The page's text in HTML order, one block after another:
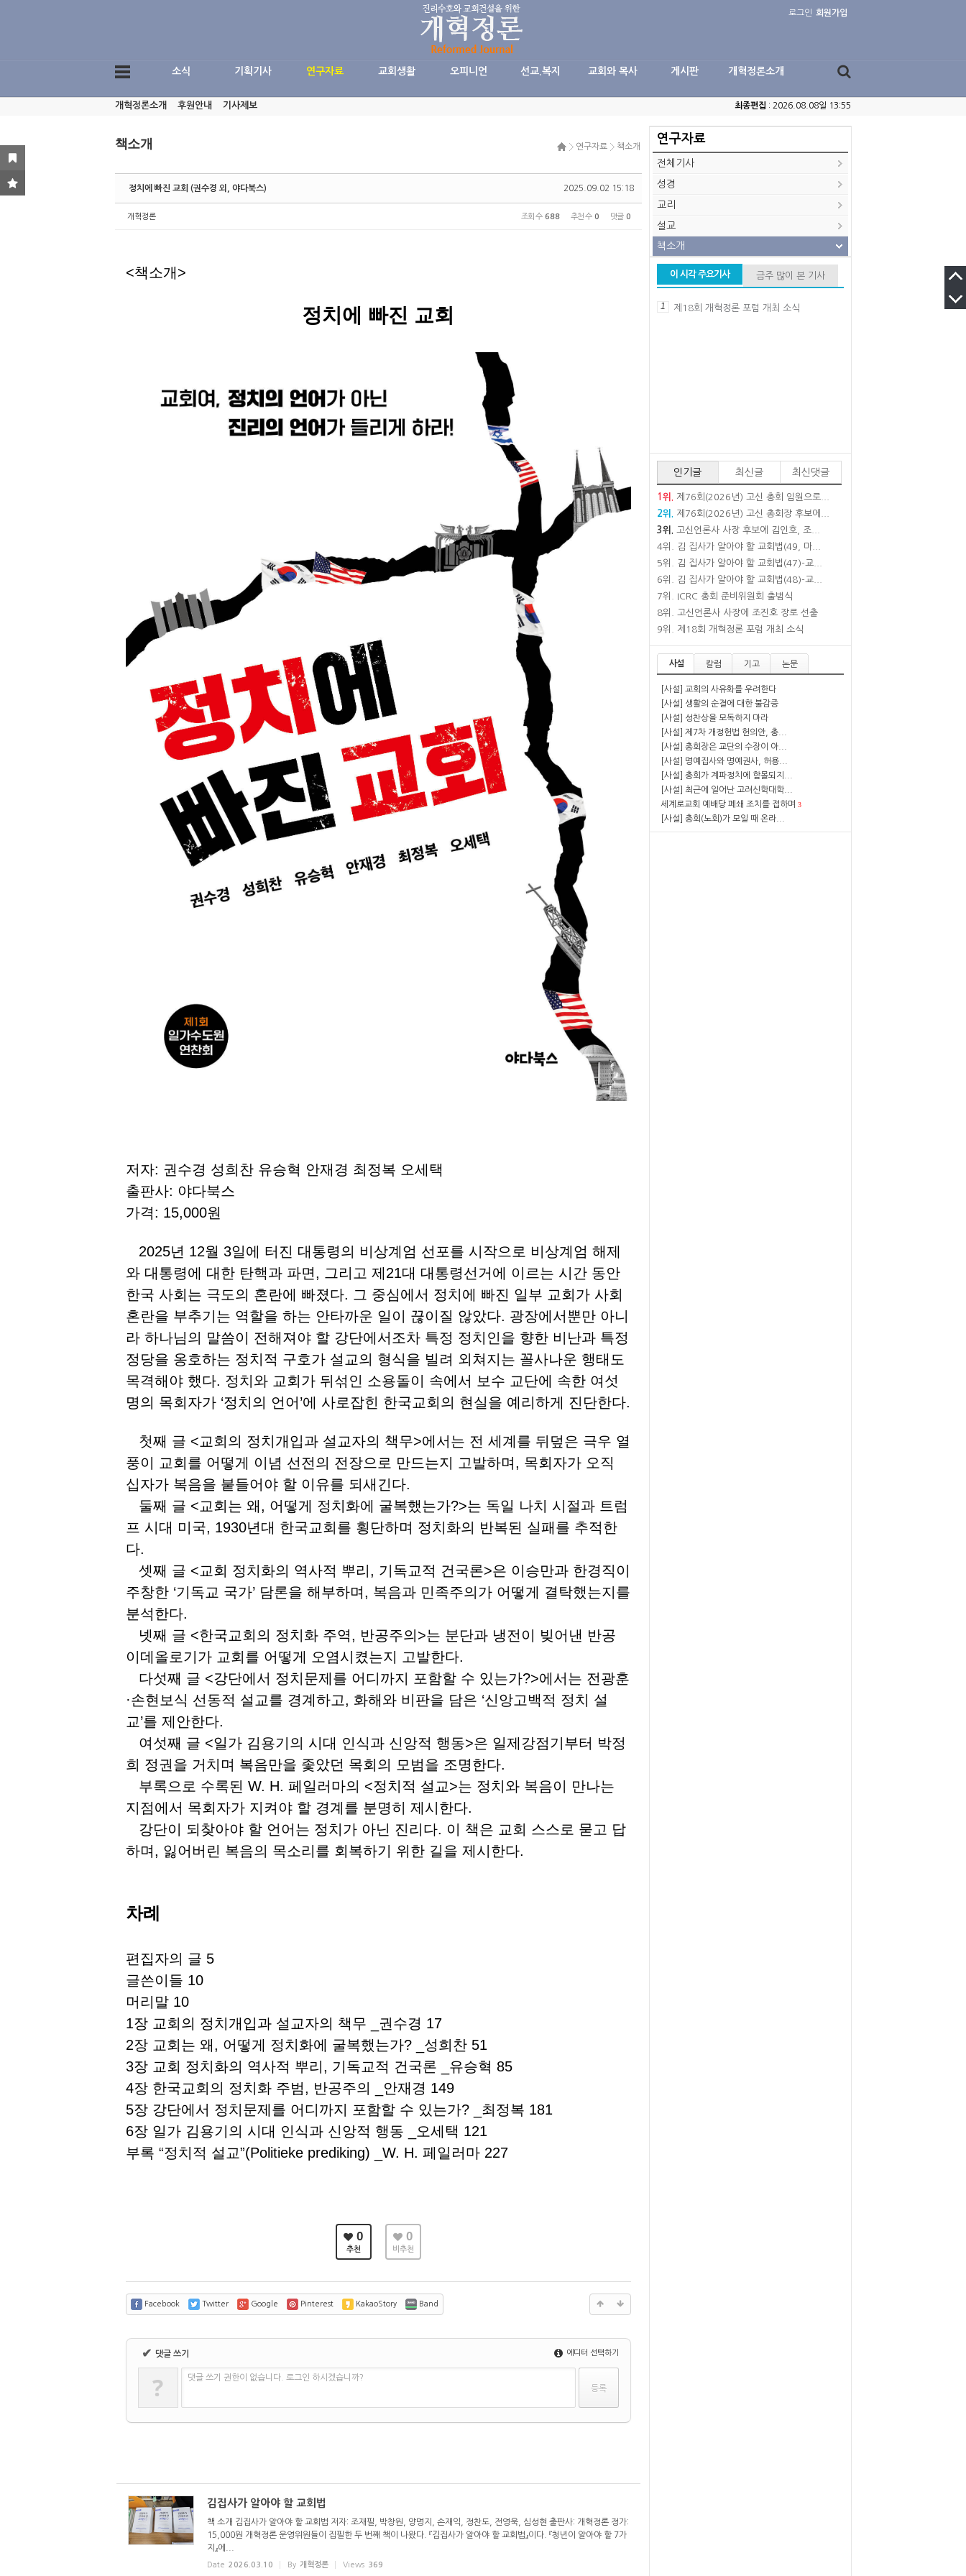
로그인 회원가입
소식 기획기사 연구자료 교회생활 오피니언 선교.복지 교회와 목사 게시판 개혁정론소개
개혁정론소개 후원안내 기사제보 최종편집 : 2026.08.08일 13:55
책소개 연구자료 책소개
2025.09.02 15:18
정치에 빠진 교회 (권수경 외, 야다북스)
개혁정론 조회 수 688 추천 수 0 댓글 0
<책소개>
정치에 빠진 교회
저자: 권수경 성희찬 유승혁 안재경 최정복 오세택
출판사: 야다북스
가격: 15,000원
2025년 12월 3일에 터진 대통령의 비상계엄 선포를 시작으로 비상계엄 해제
와 대통령에 대한 탄핵과 파면, 그리고 제21대 대통령선거에 이르는 시간 동안
한국 사회는 극도의 혼란에 빠졌다. 그 중심에서 정치에 빠진 일부 교회가 사회
혼란을 부추기는 역할을 하는 안타까운 일이 끊이질 않았다. 광장에서뿐만 아니
라 하나님의 말씀이 전해져야 할 강단에서조차 특정 정치인을 향한 비난과 특정
정당을 옹호하는 정치적 구호가 설교의 형식을 빌려 외쳐지는 꼴사나운 행태도
목격해야 했다. 정치와 교회가 뒤섞인 소용돌이 속에서 보수 교단에 속한 여섯
명의 목회자가 ‘정치의 언어’에 사로잡힌 한국교회의 현실을 예리하게 진단한다.
첫째 글 <교회의 정치개입과 설교자의 책무>에서는 전 세계를 뒤덮은 극우 열
풍이 교회를 어떻게 이념 선전의 전장으로 만드는지 고발하며, 목회자가 오직
십자가 복음을 붙들어야 할 이유를 되새긴다.
둘째 글 <교회는 왜, 어떻게 정치화에 굴복했는가?>는 독일 나치 시절과 트럼
프 시대 미국, 1930년대 한국교회를 횡단하며 정치화의 반복된 실패를 추적한
다.
셋째 글 <교회 정치화의 역사적 뿌리, 기독교적 건국론>은 이승만과 한경직이
주창한 ‘기독교 국가’ 담론을 해부하며, 복음과 민족주의가 어떻게 결탁했는지를
분석한다.
넷째 글 <한국교회의 정치화 주역, 반공주의>는 분단과 냉전이 빚어낸 반공
이데올로기가 교회를 어떻게 오염시켰는지 고발한다.
다섯째 글 <강단에서 정치문제를 어디까지 포함할 수 있는가?>에서는 전광훈
·손현보식 선동적 설교를 경계하고, 화해와 비판을 담은 ‘신앙고백적 정치 설
교’를 제안한다.
여섯째 글 <일가 김용기의 시대 인식과 신앙적 행동>은 일제강점기부터 박정
희 정권을 거치며 복음만을 좇았던 목회의 모범을 조명한다.
부록으로 수록된 W. H. 페일러마의 <정치적 설교>는 정치와 복음이 만나는
지점에서 목회자가 지켜야 할 경계를 분명히 제시한다.
강단이 되찾아야 할 언어는 정치가 아닌 진리다. 이 책은 교회 스스로 묻고 답
하며, 잃어버린 복음의 목소리를 회복하기 위한 길을 제시한다.
차례
편집자의 글 5
글쓴이들 10
머리말 10
1장 교회의 정치개입과 설교자의 책무 _권수경 17
2장 교회는 왜, 어떻게 정치화에 굴복했는가? _성희찬 51
3장 교회 정치화의 역사적 뿌리, 기독교적 건국론 _유승혁 85
4장 한국교회의 정치화 주범, 반공주의 _안재경 149
5장 강단에서 정치문제를 어디까지 포함할 수 있는가? _최정복 181
6장 일가 김용기의 시대 인식과 신앙적 행동 _오세택 121
부록 “정치적 설교”(Politieke prediking) _W. H. 페일러마 227
0
추천
0
비추천
Facebook Twitter Google Pinterest KakaoStory Band
✔ 댓글 쓰기 에디터 선택하기
? 댓글 쓰기 권한이 없습니다. 로그인 하시겠습니까?
김집사가 알아야 할 교회법
책 소개 김집사가 알아야 할 교회법 저자: 조재필, 박창원, 양명지, 손재익, 정찬도, 전영욱, 심성현 출판사: 개혁정론 정가:
15,000원 개혁정론 운영위원들이 집필한 두 번째 책이 나왔다. 『김집사가 알아야 할 교회법』이다. 『청년이 알아야 할 7가
지』에...
Date 2026.03.10 By 개혁정론 Views 369
연구자료
전체기사
성경
교리
설교
책소개
이 시각 주요기사 금주 많이 본 기사
1 제18회 개혁정론 포럼 개최 소식
인기글 최신글 최신댓글
1위.
제76회(2026년) 고신 총회 임원으로...
2위.
제76회(2026년) 고신 총회장 후보에...
3위.
고신언론사 사장 후보에 김인호, 조...
4위.
김 집사가 알아야 할 교회법(49, 마...
5위.
김 집사가 알아야 할 교회법(47)-교...
6위.
김 집사가 알아야 할 교회법(48)-교...
7위.
ICRC 총회 준비위원회 출범식
8위.
고신언론사 사장에 조진호 장로 선출
9위.
제18회 개혁정론 포럼 개최 소식
사설 칼럼 기고 논문
[사설] 교회의 사유화를 우려한다
[사설] 생활의 순결에 대한 불감증
[사설] 성찬상을 모독하지 마라
[사설] 제7차 개정헌법 헌의안, 총...
[사설] 총회장은 교단의 수장이 아...
[사설] 명예집사와 명예권사, 허용...
[사설] 총회가 계파정치에 함몰되지...
[사설] 최근에 일어난 고려신학대학...
세계로교회 예배당 폐쇄 조치를 접하며 3
[사설] 총회(노회)가 모일 때 온라...
Sketchbook5, 스케치북5
Sketchbook5, 스케치북5